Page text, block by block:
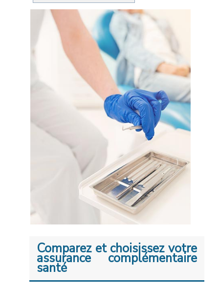
Comparez et choisissez votre
assurance complémentaire
santé